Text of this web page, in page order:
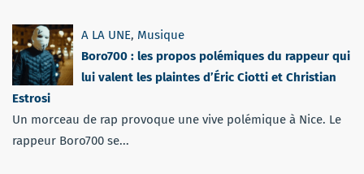
A LA UNE, Musique
Boro700 : les propos polémiques du rappeur qui
lui valent les plaintes d’Éric Ciotti et Christian
Estrosi
Un morceau de rap provoque une vive polémique à Nice. Le
rappeur Boro700 se...